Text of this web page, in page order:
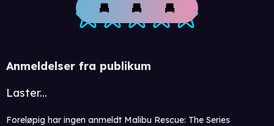
Anmeldelser fra publikum
Laster...
Foreløpig har ingen anmeldt Malibu Rescue: The Series